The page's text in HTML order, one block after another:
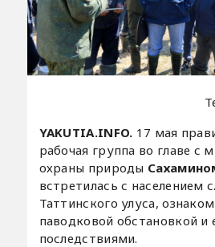
YAKUTIA.INFO. 17 мая
рабочая группа во главе с
охраны природы
встретилась с населением
Таттинского улуса,
паводковой обстановкой и
последствиями.